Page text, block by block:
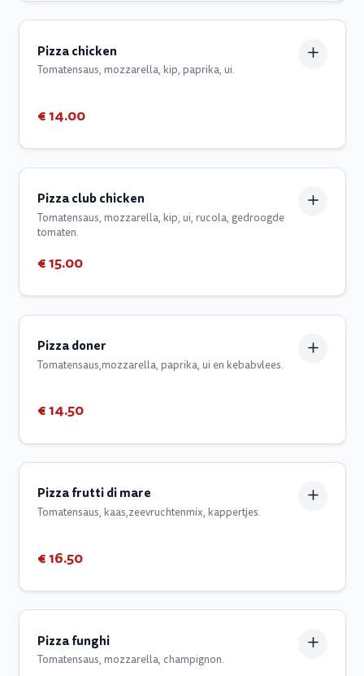
Pizza chicken
Tomatensaus, mozzarella, kip, paprika, ui.
€ 14.00
Pizza club chicken
Tomatensaus, mozzarella, kip, ui, rucola, gedroogde
tomaten.
€ 15.00
Pizza doner
Tomatensaus,mozzarella, paprika, ui en kebabvlees.
€ 14.50
Pizza frutti di mare
Tomatensaus, kaas,zeevruchtenmix, kappertjes.
€ 16.50
Pizza funghi
Tomatensaus, mozzarella, champignon.